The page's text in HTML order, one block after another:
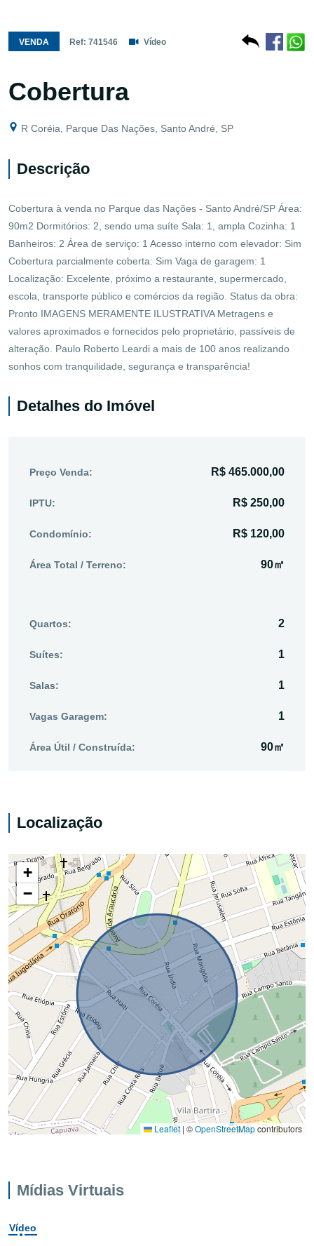
VENDA Ref: 741546 Vídeo
Cobertura
R Coréia, Parque Das Nações, Santo André, SP
Descrição
Cobertura à venda no Parque das Nações - Santo André/SP Área:
90m2 Dormitórios: 2, sendo uma suíte Sala: 1, ampla Cozinha: 1
Banheiros: 2 Área de serviço: 1 Acesso interno com elevador: Sim
Cobertura parcialmente coberta: Sim Vaga de garagem: 1
Localização: Excelente, próximo a restaurante, supermercado,
escola, transporte público e comércios da região. Status da obra:
Pronto IMAGENS MERAMENTE ILUSTRATIVA Metragens e
valores aproximados e fornecidos pelo proprietário, passíveis de
alteração. Paulo Roberto Leardi a mais de 100 anos realizando
sonhos com tranquilidade, segurança e transparência!
Detalhes do Imóvel
Preço Venda: R$ 465.000,00
IPTU: R$ 250,00
Condomínio: R$ 120,00
Área Total / Terreno: 90㎡
Quartos: 2
Suítes: 1
Salas: 1
Vagas Garagem: 1
Área Útil / Construída: 90㎡
Localização
+
−
Leaflet | ©OpenStreetMapcontributors
Mídias Virtuais
Vídeo